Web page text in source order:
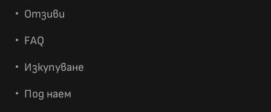
Отзиви
FAQ
Изкупуване
Под наем